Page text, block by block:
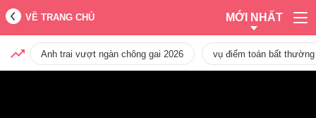
VỀ TRANG CHỦ MỚI NHẤT
Anh trai vượt ngàn chông gai 2026 vụ điểm toán bất